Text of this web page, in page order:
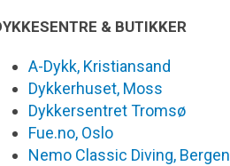
& BUTIKKER
A-Dykk, Kristiansand
Dykkerhuset, Moss
Dykkersentret Tromsø
Fue.no, Oslo
Nemo Classic Diving, Bergen